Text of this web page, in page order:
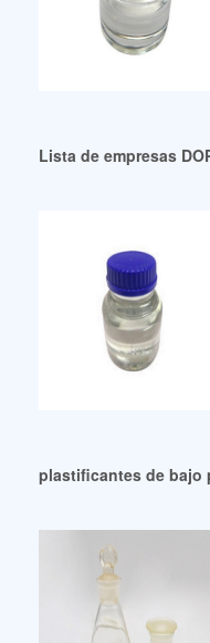
Lista de empresas
plastificantes de bajo